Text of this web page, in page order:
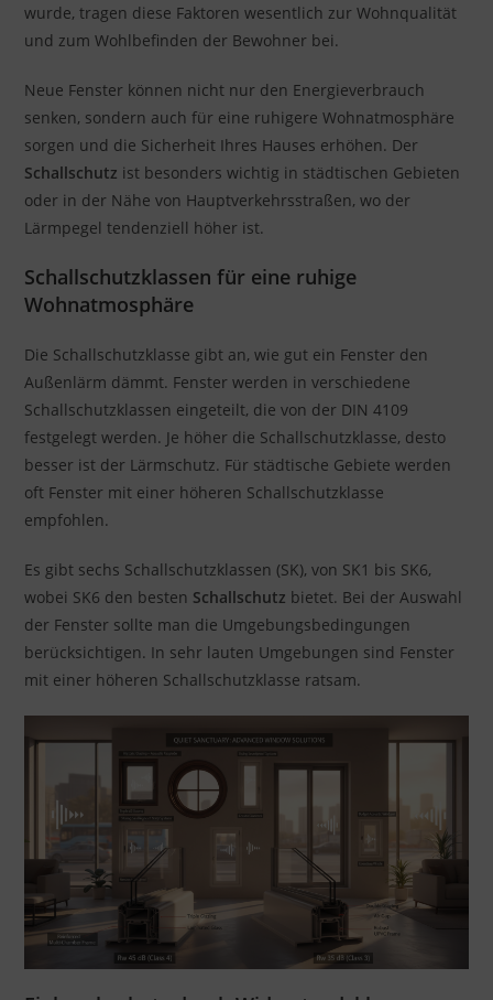
wurde, tragen diese Faktoren wesentlich zur Wohnqualität
und zum Wohlbefinden der Bewohner bei.
Neue Fenster können nicht nur den Energieverbrauch
senken, sondern auch für eine ruhigere Wohnatmosphäre
sorgen und die Sicherheit Ihres Hauses erhöhen. Der
Schallschutz ist besonders wichtig in städtischen Gebieten
oder in der Nähe von Hauptverkehrsstraßen, wo der
Lärmpegel tendenziell höher ist.
Schallschutzklassen für eine ruhige
Wohnatmosphäre
Die Schallschutzklasse gibt an, wie gut ein Fenster den
Außenlärm dämmt. Fenster werden in verschiedene
Schallschutzklassen eingeteilt, die von der DIN 4109
festgelegt werden. Je höher die Schallschutzklasse, desto
besser ist der Lärmschutz. Für städtische Gebiete werden
oft Fenster mit einer höheren Schallschutzklasse
empfohlen.
Es gibt sechs Schallschutzklassen (SK), von SK1 bis SK6,
wobei SK6 den besten Schallschutz bietet. Bei der Auswahl
der Fenster sollte man die Umgebungsbedingungen
berücksichtigen. In sehr lauten Umgebungen sind Fenster
mit einer höheren Schallschutzklasse ratsam.